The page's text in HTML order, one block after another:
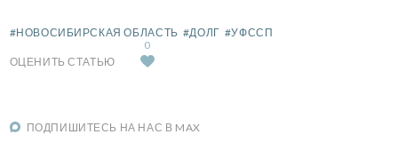
#НОВОСИБИРСКАЯ ОБЛАСТЬ #ДОЛГ #УФССП
ОЦЕНИТЬ СТАТЬЮ
0
ПОДПИШИТЕСЬ НА НАС В MAX